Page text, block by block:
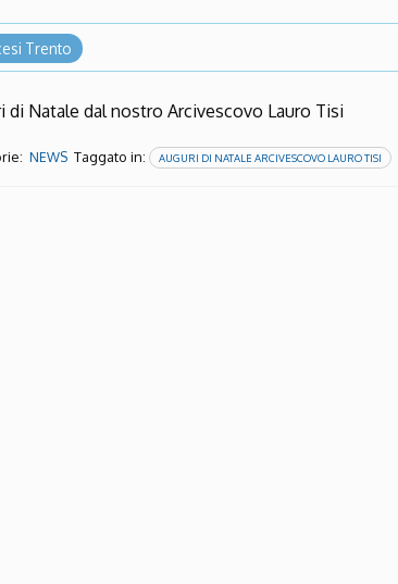
Trento
di Natale dal nostro Arcivescovo Lauro Tisi
NEWS Taggato in: AUGURI DI NATALE ARCIVESCOVO LAURO TISI